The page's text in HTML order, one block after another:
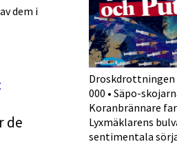
dem i
de
Droskdrottningen
000 • Säpo-
Koranbrännare
Lyxmäklarens
sentimentala